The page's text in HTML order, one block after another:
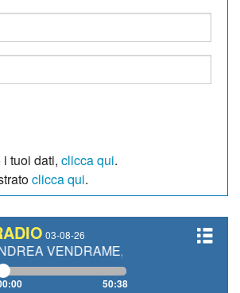
tuoi dati, clicca qui.
clicca qui.
03-08-26
FILIPPO FIORELLI
50:38